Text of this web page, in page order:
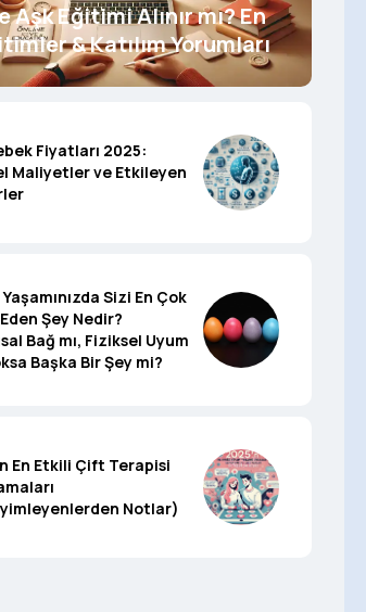
Aşk Eğitimi Alınır mı? En
& Katılım Yorumları
Fiyatları 2025:
Maliyetler ve Etkileyen
Sizi En Çok
Şey Nedir?
Bağ mı, Fiziksel Uyum
Başka Bir Şey mi?
En Etkili Çift Terapisi
Notlar)